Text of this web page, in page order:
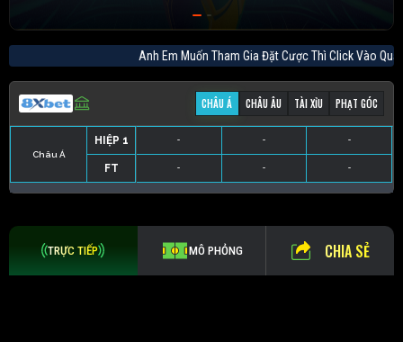
Anh Em Muốn Tham Gia Đặt Cược Thì Click
CHÂU Á CHÂU ÂU TÀI XỈU PHẠT GÓC
Châu Á
HIỆP 1
FT
- - -
- - -
FT - - -
TRỰC TIẾP MÔ PHỎNG CHIA SẺ